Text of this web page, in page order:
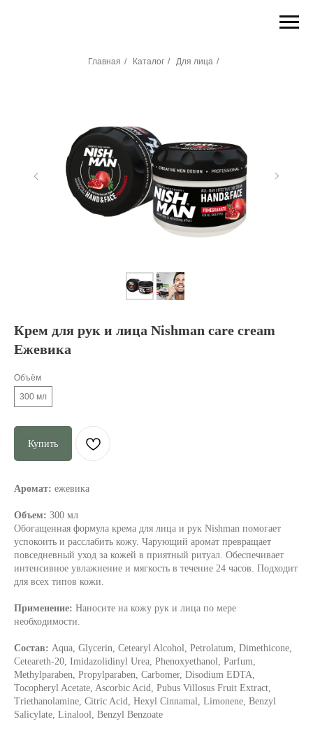
Главная / Каталог / Для лица /
Крем для рук и лица Nishman care cream
Ежевика
Объём
300 мл
Купить
Аромат: ежевика
Объем: 300 мл
Обогащенная формула крема для лица и рук Nishman помогает
успокоить и расслабить кожу. Чарующий аромат превращает
повседневный уход за кожей в приятный ритуал. Обеспечивает
интенсивное увлажнение и мягкость в течение 24 часов. Подходит
для всех типов кожи.
Применение: Наносите на кожу рук и лица по мере
необходимости.
Состав: Aqua, Glycerin, Cetearyl Alcohol, Petrolatum, Dimethicone,
Ceteareth-20, Imidazolidinyl Urea, Phenoxyethanol, Parfum,
Methylparaben, Propylparaben, Carbomer, Disodium EDTA,
Tocopheryl Acetate, Ascorbic Acid, Pubus Villosus Fruit Extract,
Triethanolamine, Citric Acid, Hexyl Cinnamal, Limonene, Benzyl
Salicylate, Linalool, Benzyl Benzoate